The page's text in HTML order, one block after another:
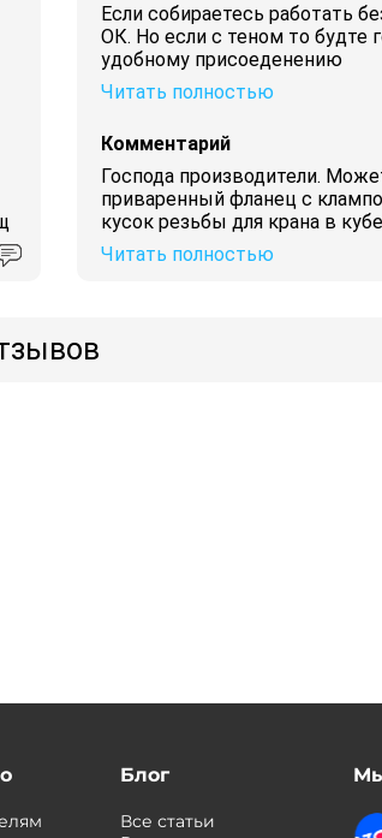
Если собираетесь работать
ОК. Но если с теном то будте
удобному присоеденению
Читать полностью
Комментарий
Господа производители.
приваренный фланец с
кусок резьбы для крана в
Читать полностью
Блог
Все статьи